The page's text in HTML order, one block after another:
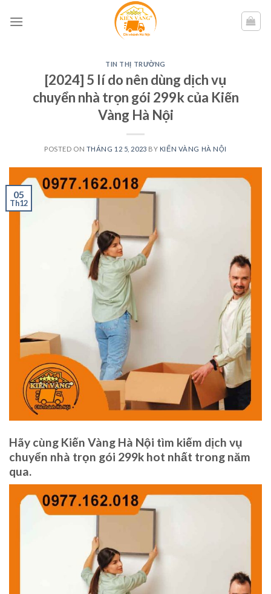
TIN THỊ TRƯỜNG
[2024] 5 lí do nên dùng dịch vụ
chuyển nhà trọn gói 299k của Kiến
Vàng Hà Nội
POSTED ON THÁNG 12 5, 2023 BY KIẾN VÀNG HÀ NỘI
05
Th12
Hãy cùng Kiến Vàng Hà Nội tìm kiếm dịch vụ
chuyển nhà trọn gói 299k hot nhất trong năm
qua.